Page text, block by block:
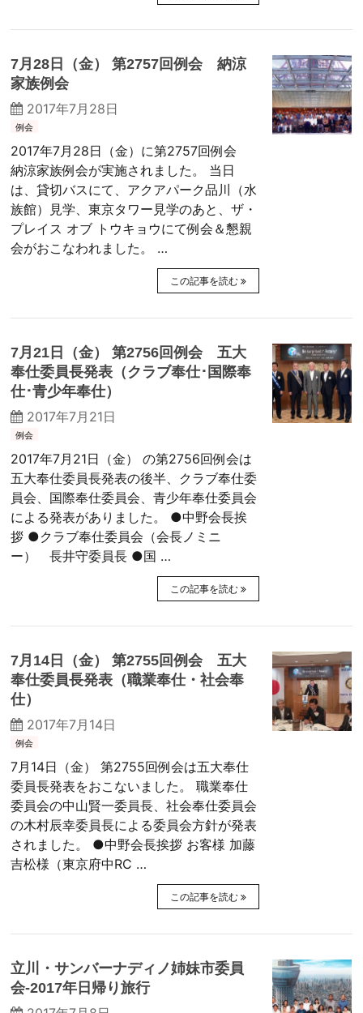
7月28日（金） 第2757回例会 納涼
家族例会
2017年7月28日
例会
2017年7月28日（金）に第2757回例会
納涼家族例会が実施されました。 当日
は、貸切バスにて、アクアパーク品川（水
族館）見学、東京タワー見学のあと、ザ・
プレイス オブ トウキョウにて例会＆懇親
会がおこなわれました。 …
この記事を読む
7月21日（金） 第2756回例会 五大
奉仕委員長発表（クラブ奉仕･国際奉
仕･青少年奉仕）
2017年7月21日
例会
2017年7月21日（金） の第2756回例会は
五大奉仕委員長発表の後半、クラブ奉仕委
員会、国際奉仕委員会、青少年奉仕委員会
による発表がありました。 ●中野会長挨
拶 ●クラブ奉仕委員会（会長ノミニ
ー） 長井守委員長 ●国 …
この記事を読む
7月14日（金） 第2755回例会 五大
奉仕委員長発表（職業奉仕・社会奉
仕）
2017年7月14日
例会
7月14日（金） 第2755回例会は五大奉仕
委員長発表をおこないました。 職業奉仕
委員会の中山賢一委員長、社会奉仕委員会
の木村辰幸委員長による委員会方針が発表
されました。 ●中野会長挨拶 お客様 加藤
吉松様（東京府中RC …
この記事を読む
立川・サンバーナディノ姉妹市委員
会-2017年日帰り旅行